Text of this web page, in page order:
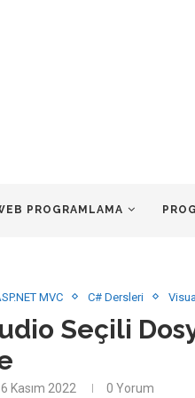
PROGRAMLAMA
MVC C# Dersleri
Seçili
Kasım 2022 0 Yorum